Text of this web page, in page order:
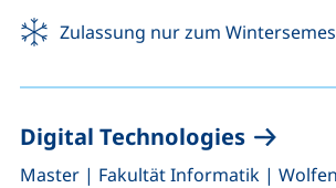
Zulassung nur zum
Digital Technologies
Master, | Fakultät Informatik |